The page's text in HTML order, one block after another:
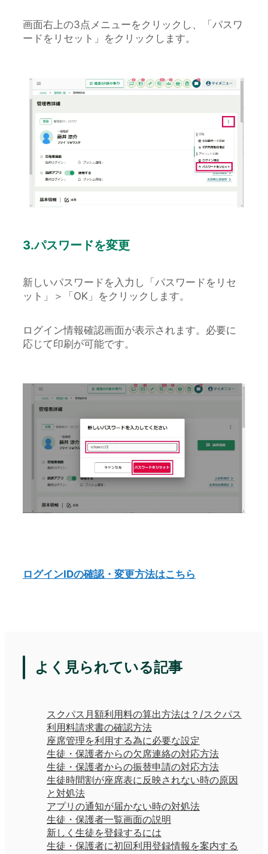
画面右上の3点メニューをクリックし、「パスワ
ードをリセット」をクリックします。
3.パスワードを変更
新しいパスワードを入力し「パスワードをリセ
ット」＞「OK」をクリックします。
ログイン情報確認画面が表示されます。必要に
応じて印刷が可能です。
ログインIDの確認・変更方法はこちら
よく見られている記事
スクパス月額利用料の算出方法は？/スクパス
利用料請求書の確認方法
アプリの通知が届かない時の対処法
座席管理を利用する為に必要な設定
生徒・保護者からの欠席連絡の対応方法
生徒・保護者からの振替申請の対応方法
生徒・保護者一覧画面の説明
生徒・保護者に初回利用登録情報を案内する
生徒時間割が座席表に反映されない時の原因
と対処法
新しく生徒を登録するには